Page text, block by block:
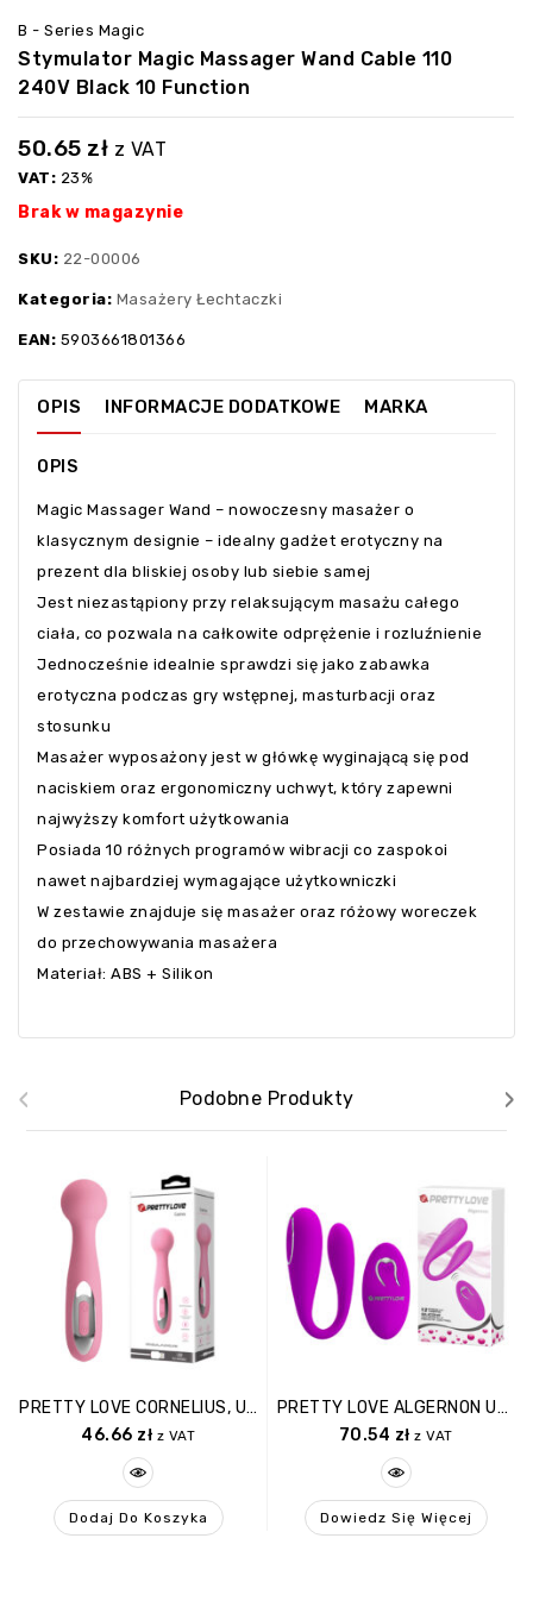
B - Series Magic
Stymulator Magic Massager Wand Cable 110
240V Black 10 Function
50.65 zł z VAT
VAT: 23%
Brak w magazynie
SKU: 22-00006
Kategoria: Masażery Łechtaczki
EAN: 5903661801366
OPIS INFORMACJE DODATKOWE MARKA
OPIS
Magic Massager Wand – nowoczesny masażer o
klasycznym designie – idealny gadżet erotyczny na
prezent dla bliskiej osoby lub siebie samej
Jest niezastąpiony przy relaksującym masażu całego
ciała, co pozwala na całkowite odprężenie i rozluźnienie
Jednocześnie idealnie sprawdzi się jako zabawka
erotyczna podczas gry wstępnej, masturbacji oraz
stosunku
Masażer wyposażony jest w główkę wyginającą się pod
naciskiem oraz ergonomiczny uchwyt, który zapewni
najwyższy komfort użytkowania
Posiada 10 różnych programów wibracji co zaspokoi
nawet najbardziej wymagające użytkowniczki
W zestawie znajduje się masażer oraz różowy woreczek
do przechowywania masażera
Materiał: ABS + Silikon
Podobne Produkty
PRETTY LOVE CORNELIUS, USB, 12 Function
46.66 zł z VAT
Dodaj Do Koszyka
PRETTY LOVE ALGERNON USB PURPLE 12 Function
70.54 zł z VAT
Dowiedz Się Więcej
‹ ›